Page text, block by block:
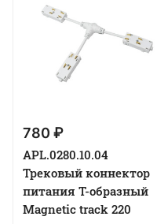
780 ₽
APL.0280.10.04
Трековый коннектор
питания Т-образный
Magnetic track 220